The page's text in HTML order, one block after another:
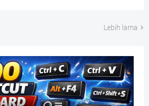
Lebih lama